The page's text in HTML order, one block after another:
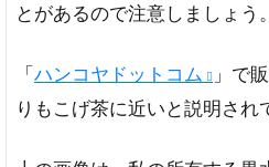
とがあるので注意しましょう。
「 ハンコヤドットコム
」で
りもこげ茶に近いと説明され